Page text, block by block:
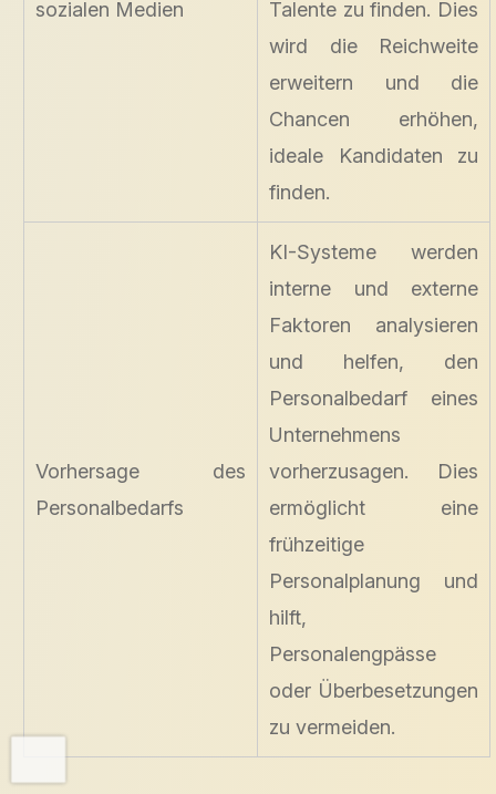
sozialen Medien
Talente zu finden. Dies
wird die Reichweite
erweitern und die
Chancen erhöhen,
ideale Kandidaten zu
finden.
Vorhersage des
Personalbedarfs
KI-Systeme werden
interne und externe
Faktoren analysieren
und helfen, den
Personalbedarf eines
Unternehmens
vorherzusagen. Dies
ermöglicht eine
frühzeitige
Personalplanung und
hilft,
Personalengpässe
oder Überbesetzungen
zu vermeiden.